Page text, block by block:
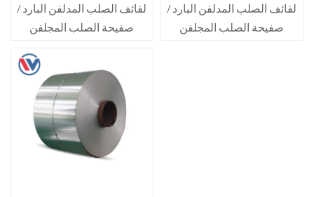
لفائف الصلب المدلفن البارد /
صفيحة الصلب المجلفن
المطلية مسبقًا SECC SPCC
SECD SPCD SECE SPCE SECC
N2 SECC N4
لفائف الصلب المدلفن البارد /
صفيحة الصلب المجلفن